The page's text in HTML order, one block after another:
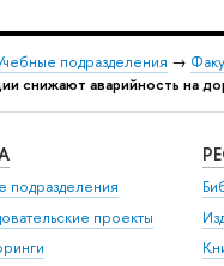
подразделения →
снижают аварийность на
подразделения
проекты